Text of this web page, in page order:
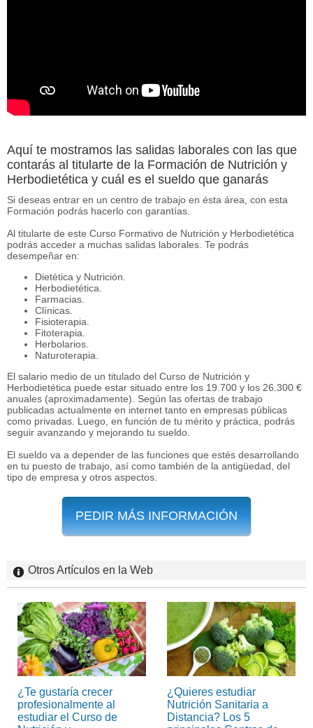
Aquí te mostramos las salidas laborales con las que
contarás al titularte de la Formación de Nutrición y
Herbodietética y cuál es el sueldo que ganarás
Si deseas entrar en un centro de trabajo en ésta área, con esta
Formación podrás hacerlo con garantías.
Al titularte de este Curso Formativo de Nutrición y Herbodietética
podrás acceder a muchas salidas laborales. Te podrás
desempeñar en:
Dietética y Nutrición.
Herbodietética.
Farmacias.
Clínicas.
Fisioterapia.
Fitoterapia.
Herbolarios.
Naturoterapia.
El salario medio de un titulado del Curso de Nutrición y
Herbodietética puede estar situado entre los 19.700 y los 26.300 €
anuales (aproximadamente). Según las ofertas de trabajo
publicadas actualmente en internet tanto en empresas públicas
como privadas. Luego, en función de tu mérito y práctica, podrás
seguir avanzando y mejorando tu sueldo.
El sueldo va a depender de las funciones que estés desarrollando
en tu puesto de trabajo, así como también de la antigüedad, del
tipo de empresa y otros aspectos.
PEDIR MÁS INFORMACIÓN
Otros Artículos en la Web
¿Te gustaría crecer
profesionalmente al
estudiar el Curso de
¿Quieres estudiar
Nutrición Sanitaria a
Distancia? Los 5